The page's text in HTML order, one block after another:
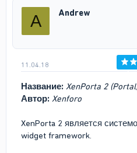
р
е
ы
л
A Andrew
11.04.18
Название: XenPorta 2
Автор: Xenforo
XenPorta 2 является
widget framework.